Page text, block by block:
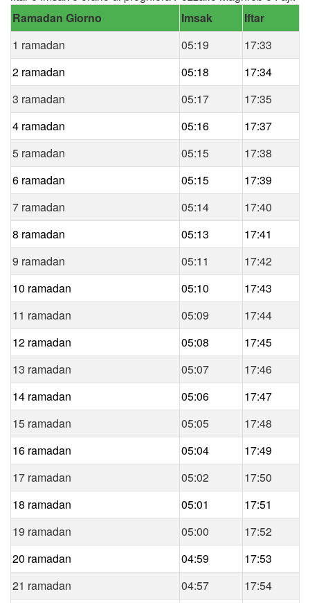
Ramadan Giorno
Imsak
Iftar
1 ramadan
05:19
17:33
2 ramadan
05:18
17:34
3 ramadan
05:17
17:35
4 ramadan
05:16
17:37
5 ramadan
05:15
17:38
6 ramadan
05:15
17:39
7 ramadan
05:14
17:40
8 ramadan
05:13
17:41
9 ramadan
05:11
17:42
10 ramadan
05:10
17:43
11 ramadan
05:09
17:44
12 ramadan
05:08
17:45
13 ramadan
05:07
17:46
14 ramadan
05:06
17:47
15 ramadan
05:05
17:48
16 ramadan
05:04
17:49
17 ramadan
05:02
17:50
18 ramadan
05:01
17:51
19 ramadan
05:00
17:52
20 ramadan
04:59
17:53
21 ramadan
04:57
17:54